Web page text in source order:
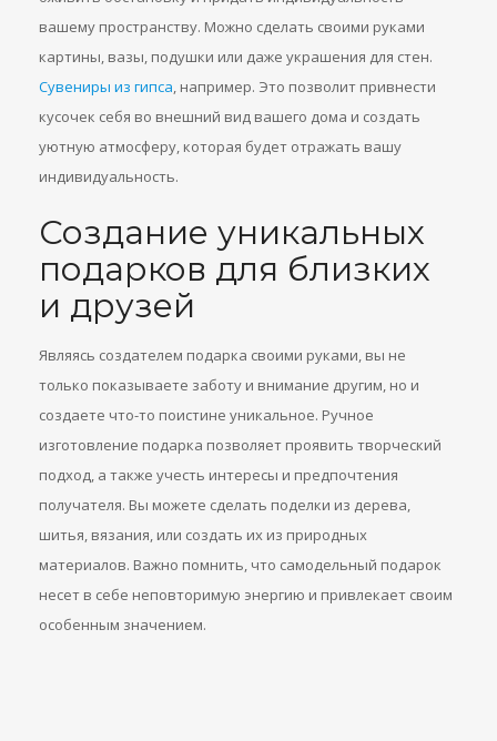
вашему пространству. Можно сделать своими руками
картины, вазы, подушки или даже украшения для стен.
Сувениры из гипса, например. Это позволит привнести
кусочек себя во внешний вид вашего дома и создать
уютную атмосферу, которая будет отражать вашу
индивидуальность.
Создание уникальных
подарков для близких
и друзей
Являясь создателем подарка своими руками, вы не
только показываете заботу и внимание другим, но и
создаете что-то поистине уникальное. Ручное
изготовление подарка позволяет проявить творческий
подход, а также учесть интересы и предпочтения
получателя. Вы можете сделать поделки из дерева,
шитья, вязания, или создать их из природных
материалов. Важно помнить, что самодельный подарок
несет в себе неповторимую энергию и привлекает своим
особенным значением.